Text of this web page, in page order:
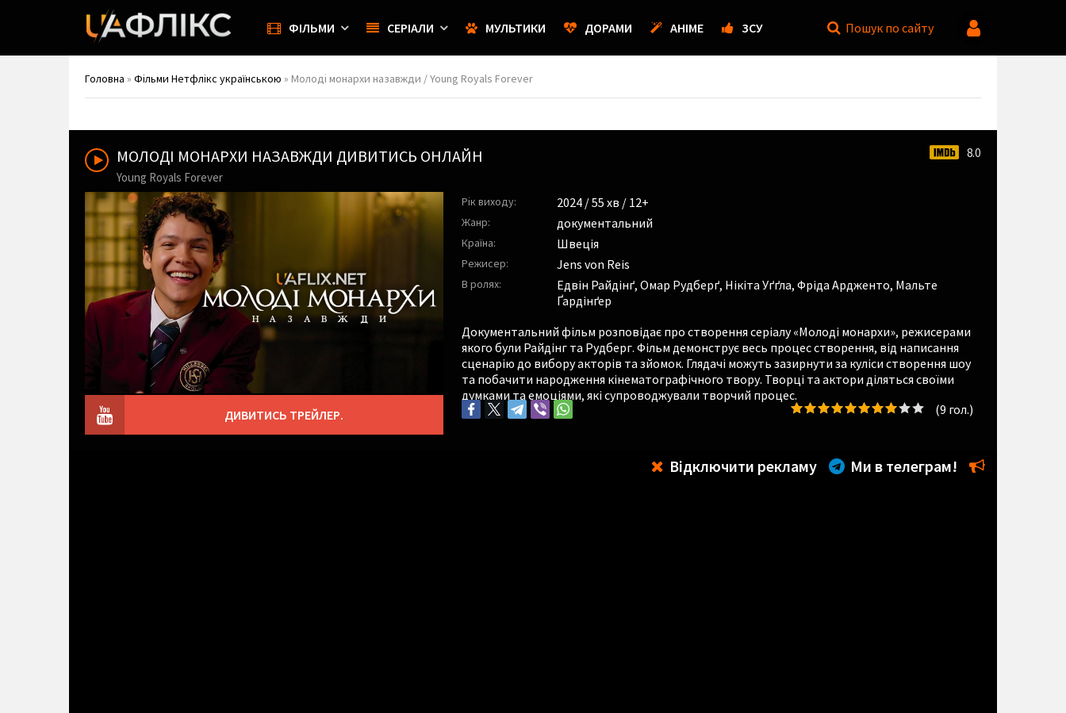
ФІЛЬМИ СЕРІАЛИ МУЛЬТИКИ ДОРАМИ АНІМЕ ЗСУ Пошук по сайту
Головна » Фільми Нетфлікс українською » Молоді монархи назавжди / Young Royals Forever
МОЛОДІ МОНАРХИ НАЗАВЖДИ ДИВИТИСЬ ОНЛАЙН
Young Royals Forever
8.0
Рік виходу: 2024/ 55 хв / 12+
Жанр: документальний
Країна: Швеція
Режисер: Jens von Reis
В ролях: Едвін Райдінґ, Омар Рудберґ, Нікіта Уґґла, Фріда Ардженто, Мальте
Ґардінґер
Документальний фільм розповідає про створення серіалу «Молоді монархи», режисерами
якого були Райдінг та Рудберг. Фільм демонструє весь процес створення, від написання
сценарію до вибору акторів та зйомок. Глядачі можуть зазирнути за куліси створення шоу
та побачити народження кінематографічного твору. Творці та актори діляться своїми
думками та емоціями, які супроводжували творчий процес.
ДИВИТИСЬ ТРЕЙЛЕР.
(9 гол.)
Відключити рекламу Ми в телеграм!